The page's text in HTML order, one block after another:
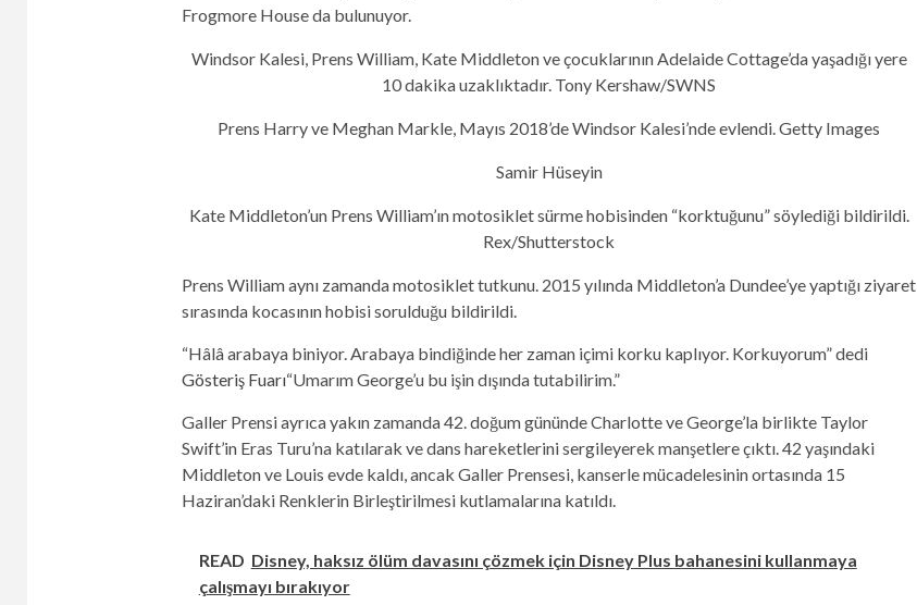
Frogmore House da bulunuyor.
Windsor Kalesi, Prens William, Kate Middleton ve çocuklarının Adelaide Cottage’da yaşadığı yere
10 dakika uzaklıktadır. Tony Kershaw/SWNS
Prens Harry ve Meghan Markle, Mayıs 2018’de Windsor Kalesi’nde evlendi.Getty Images
Samir Hüseyin
Kate Middleton’un Prens William’ın motosiklet sürme hobisinden “korktuğunu” söylediği bildirildi.
Rex/Shutterstock
Prens William aynı zamanda motosiklet tutkunu. 2015 yılında Middleton’a Dundee’ye yaptığı ziyaret
sırasında kocasının hobisi sorulduğu bildirildi.
“Hâlâ arabaya biniyor. Arabaya bindiğinde her zaman içimi korku kaplıyor. Korkuyorum” dedi
Gösteriş Fuarı“Umarım George’u bu işin dışında tutabilirim.”
Galler Prensi ayrıca yakın zamanda 42. doğum gününde Charlotte ve George’la birlikte Taylor
Swift’in Eras Turu’na katılarak ve dans hareketlerini sergileyerek manşetlere çıktı. 42 yaşındaki
Middleton ve Louis evde kaldı, ancak Galler Prensesi, kanserle mücadelesinin ortasında 15
Haziran’daki Renklerin Birleştirilmesi kutlamalarına katıldı.
READ Disney, haksız ölüm davasını çözmek için Disney Plus bahanesini kullanmaya
çalışmayı bırakıyor